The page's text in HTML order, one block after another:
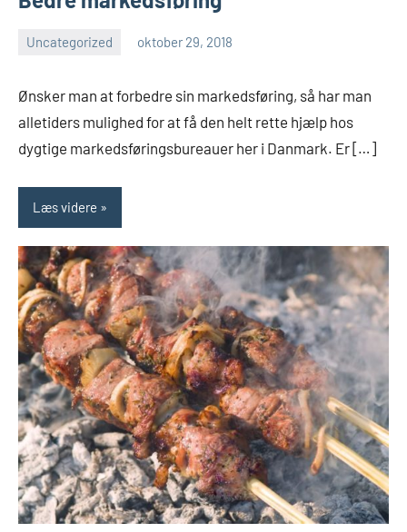
Uncategorized oktober 29, 2018
Ønsker man at forbedre sin markedsføring, så har man
alletiders mulighed for at få den helt rette hjælp hos
dygtige markedsføringsbureauer her i Danmark. Er […]
Læs videre